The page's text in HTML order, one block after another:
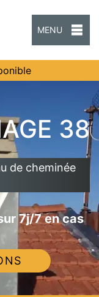
MENU
38
de cheminée
7j/7 en cas